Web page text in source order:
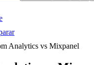
Analytics vs Mixpanel